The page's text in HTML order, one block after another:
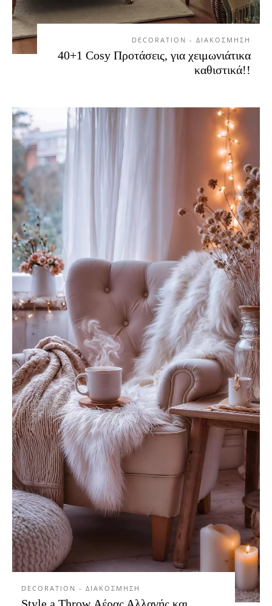
DECORATION - ΔΙΑΚΟΣΜΗΣΗ
40+1 Cosy Προτάσεις, για χειμωνιάτικα
καθιστικά!!
DECORATION - ΔΙΑΚΟΣΜΗΣΗ